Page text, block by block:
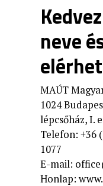
neve
MAÚT
1024
lépcsőház, I.
Telefon: +36
1077
E-mail:
Honlap: